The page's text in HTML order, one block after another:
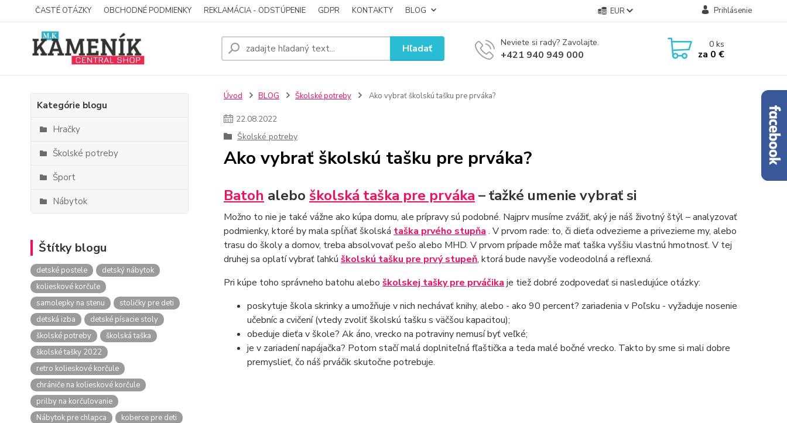
ČASTÉ OTÁZKY OBCHODNÉ PODMIENKY REKLAMÁCIA - ODSTÚPENIE GDPR KONTAKTY BLOG EUR Prihlásenie
Hľadať Neviete si rady? Zavolajte.
+421 940 949 000
0ks
za 0 €
Kategórie blogu
Hračky
Školské potreby
Šport
Nábytok
Štítky blogu
detské postele
detský nábytok
kolieskové korčuľe
samolepky na stenu
stoličky pre deti
detská izba
detské písacie stoly
školské potreby
školská taška
školské tašky 2022
retro kolieskové korčule
chrániče na kolieskové korčule
prilby na korčuľovanie
Nábytok pre chlapca
koberce pre deti
Úvod BLOG Školské potreby Ako vybrať školskú tašku pre prváka?
22.08.2022
Školské potreby
Ako vybrať školskú tašku pre prváka?
Batoh alebo školská taška pre prváka – ťažké umenie vybrať si
Možno to nie je také vážne ako kúpa domu, ale prípravy sú podobné. Najprv musíme zvážiť, aký je náš životný štýl – analyzovať
podmienky, ktoré by mala spĺňať školská taška prvého stupňa . V prvom rade: to, či dieťa odvezieme a privezieme my, alebo
trasu do školy a domov, treba absolvovať pešo alebo MHD. V prvom prípade môže mať taška vyššiu vlastnú hmotnosť. V tej
druhej sa oplatí vybrať ľahkú školskú tašku pre prvý stupeň, ktorá bude navyše vodeodolná a reflexná.
Pri kúpe toho správneho batohu alebo školskej tašky pre prváčika je tiež dobré zodpovedať si nasledujúce otázky:
poskytuje škola skrinky a umožňuje v nich nechávať knihy, alebo - ako 90 percent? zariadenia v Poľsku - vyžaduje nosenie
učebníc a cvičení (vtedy zvoliť školskú tašku s väčšou kapacitou);
obeduje dieťa v škole? Ak áno, vrecko na potraviny nemusí byť veľké;
je v zariadení napájačka? Potom stačí malá doplniteľná fľaštička a teda malé bočné vrecko. Takto by sme si mali dobre
premyslieť, čo náš prváčik skutočne potrebuje.